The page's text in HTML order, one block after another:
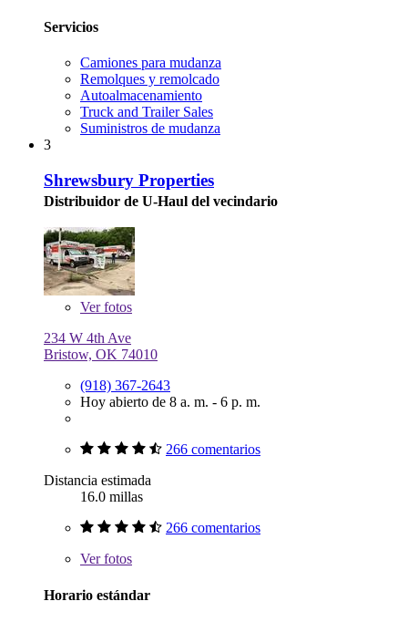
Servicios
Camiones para mudanza
Remolques y remolcado
Autoalmacenamiento
Truck and Trailer Sales
Suministros de mudanza
3
Shrewsbury Properties
Distribuidor de U-Haul del vecindario
Verfotos
234 W 4th Ave
Bristow, OK 74010
(918) 367-2643
Hoy abierto de 8 a. m. - 6 p. m.
266 comentarios
Distancia estimada
16.0 millas
266 comentarios
Verfotos
Horario estándar